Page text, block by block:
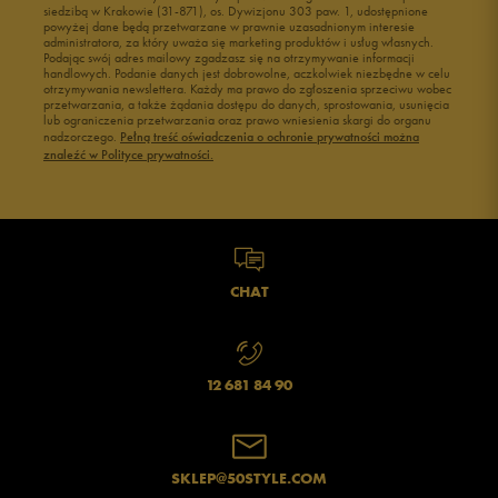
siedzibą w Krakowie (31-871), os. Dywizjonu 303 paw. 1, udostępnione
powyżej dane będą przetwarzane w prawnie uzasadnionym interesie
administratora, za który uważa się marketing produktów i usług własnych.
Podając swój adres mailowy zgadzasz się na otrzymywanie informacji
handlowych. Podanie danych jest dobrowolne, aczkolwiek niezbędne w celu
otrzymywania newslettera. Każdy ma prawo do zgłoszenia sprzeciwu wobec
przetwarzania, a także żądania dostępu do danych, sprostowania, usunięcia
lub ograniczenia przetwarzania oraz prawo wniesienia skargi do organu
nadzorczego. Pełną treść oświadczenia o ochronie prywatności można
znaleźć w Polityce prywatności.
CHAT
12 681 84 90
SKLEP@50STYLE.COM